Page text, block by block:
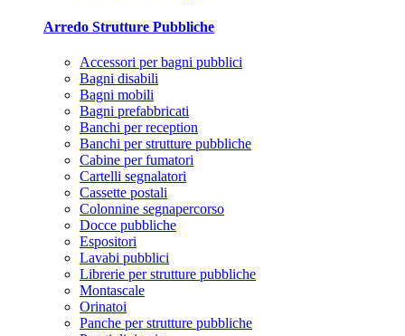
Arredo Strutture Pubbliche
Accessori per bagni pubblici
Bagni disabili
Bagni mobili
Bagni prefabbricati
Banchi per reception
Banchi per strutture pubbliche
Cabine per fumatori
Cartelli segnalatori
Cassette postali
Colonnine segnapercorso
Docce pubbliche
Espositori
Lavabi pubblici
Librerie per strutture pubbliche
Montascale
Orinatoi
Panche per strutture pubbliche